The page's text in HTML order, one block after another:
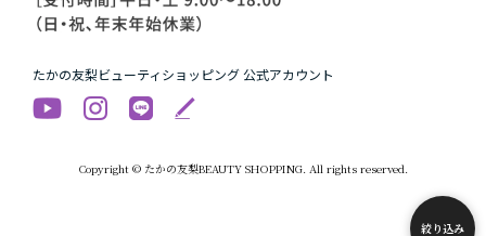
絞り込み
たかの友梨ビューティショッピング 公式アカウント
Copyright © たかの友梨BEAUTY SHOPPING. All rights reserved.